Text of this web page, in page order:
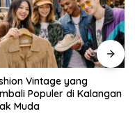
Vintage yang
Populer di Kalangan
Muda